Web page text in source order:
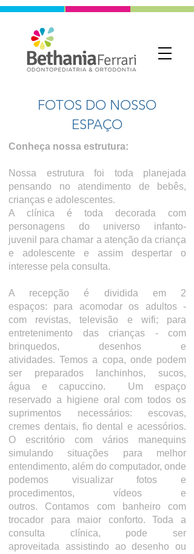
FOTOS DO NOSSO
ESPAÇO
Conheça nossa estrutura:
Nossa estrutura foi toda planejada
pensando no atendimento de bebês,
crianças e adolescentes.
A clínica é toda decorada com
personagens do universo infanto-
juvenil para chamar a atenção da criança
e adolescente e assim despertar o
interesse pela consulta.
A recepção é dividida em 2
espaços: para acomodar os adultos -
com revistas, televisão e wifi; para
entretenimento das crianças - com
brinquedos, desenhos e
atividades.Temos a copa, onde podem
ser preparados lanchinhos, sucos,
água e capuccino. Um espaço
reservado a higiene oral com todos os
suprimentos necessários: escovas,
cremes dentais, fio dental e acessórios.
O escritório com vários manequins
simulando situações para melhor
entendimento, além do computador, onde
podemos visualizar fotos e
procedimentos, vídeos e
outros.
Contamos com banheiro com
trocador para maior conforto.Toda a
consulta clínica, pode ser
aproveitada assistindo ao desenho ou